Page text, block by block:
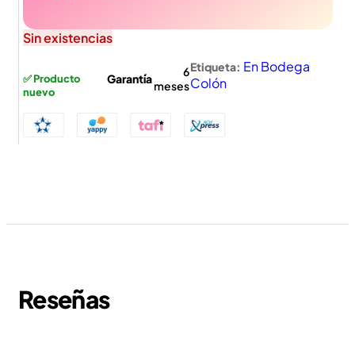
Sin existencias
✅ Producto
nuevo
Garantía
6
meses
Etiqueta: En Bodega
Colón
Reseñas